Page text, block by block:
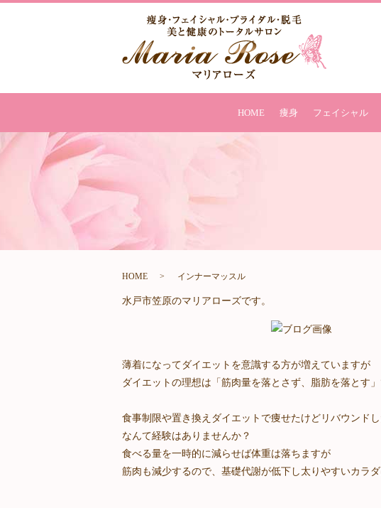
HOME 痩身 フェイシャル
HOME インナーマッスル
水戸市笠原のマリアローズです。
薄着になってダイエットを意識する方が増えていますが
ダイエットの理想は「筋肉量を落とさず、脂肪を落とす」
食事制限や置き換えダイエットで痩せたけどリバウンドし
なんて経験はありませんか？
食べる量を一時的に減らせば体重は落ちますが
筋肉も減少するので、基礎代謝が低下し太りやすいカラダ